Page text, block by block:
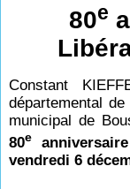
80e
Constant
départemental
municipal de
80e
vendredi 6